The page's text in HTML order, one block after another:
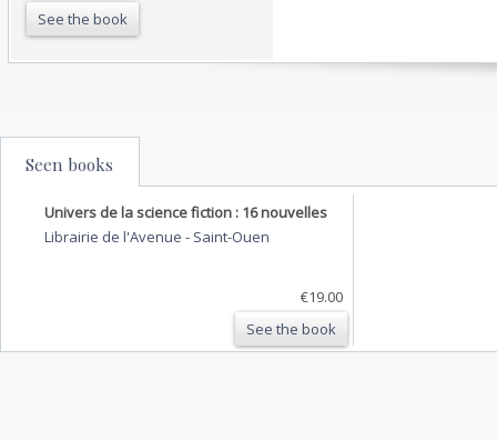
See the book
Seen books
Univers de la science fiction : 16 nouvelles
Librairie de l'Avenue - Saint-Ouen
€19.00
See the book